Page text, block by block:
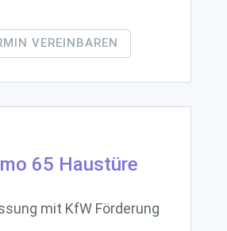
VEREINBAREN
65 Haustüre
mit KfW Förderung